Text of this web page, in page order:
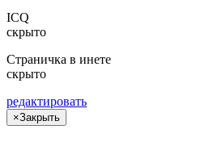
ICQ
скрыто
Страничка в инете
скрыто
редактировать
×Закрыть